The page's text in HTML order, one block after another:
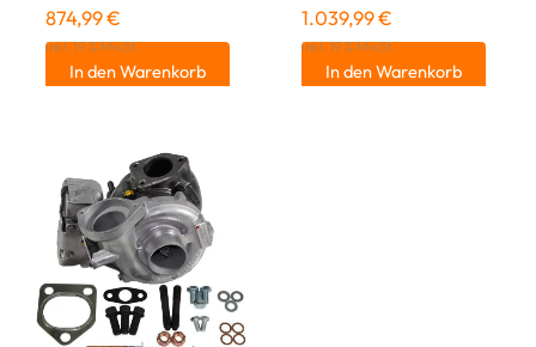
874,99€
inkl. 19 % MwSt.
In den Warenkorb
1.039,99€
inkl. 19 % MwSt.
In den Warenkorb